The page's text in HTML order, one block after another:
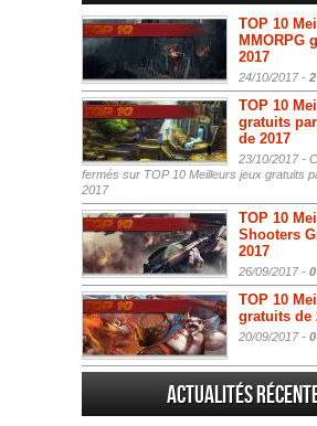
TOP 10
MMORPG
2017
24/10/2017 -
TOP 10
gratuits
de 2017
23/10/2017 -
fermés sur TOP 10 Meilleurs jeux gratuits
2017
TOP 10
Shooters
2017
26/09/2017 -
TOP 10
gratuits de
20/09/2017 -
Actualités